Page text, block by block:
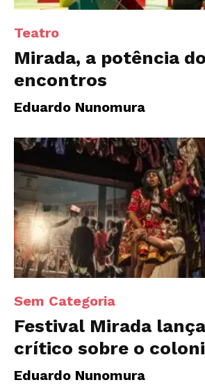
Teatro
Mirada, a potência
encontros
Eduardo Nunomura
Sem Categoria
Festival Mirada
crítico sobre o
Eduardo Nunomura